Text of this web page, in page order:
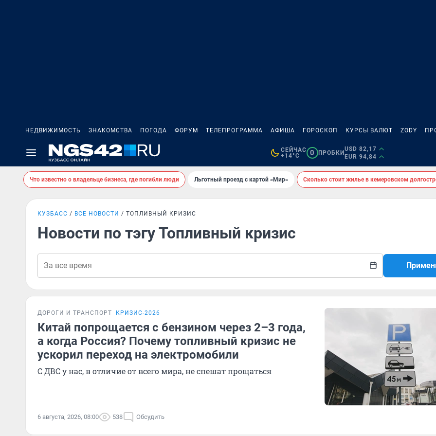
НЕДВИЖИМОСТЬ ЗНАКОМСТВА ПОГОДА ФОРУМ ТЕЛЕПРОГРАММА АФИША ГОРОСКОП КУРСЫ ВАЛЮТ ZODY
СЕЙЧАС
+14°C
0 ПРОБКИ
USD 82,17
EUR 94,84
Что известно о владельце бизнеса, где погибли люди Льготный проезд с картой «Мир» Сколько стоит жилье в кемеровском
КУЗБАСС ВСЕ НОВОСТИ ТОПЛИВНЫЙ КРИЗИС
Новости по тэгу Топливный кризис
ДОРОГИ И ТРАНСПОРТ КРИЗИС-2026
Китай попрощается с бензином через 2–3 года,
а когда Россия? Почему топливный кризис не
ускорил переход на электромобили
С ДВС у нас, в отличие от всего мира, не спешат прощаться
6 августа, 2026, 08:00 538 Обсудить